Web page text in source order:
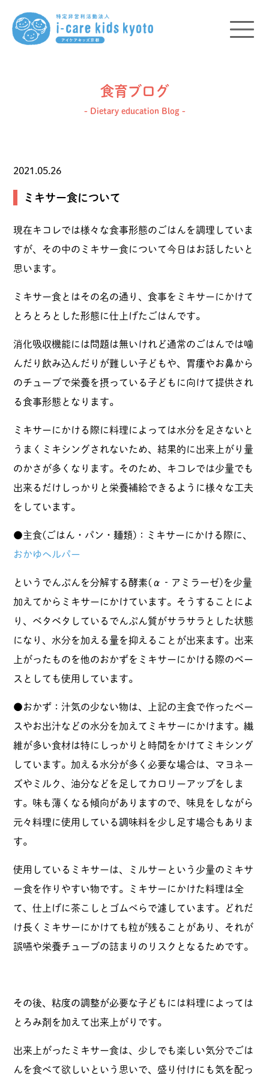
食育ブログ
- Dietary education Blog -
2021.05.26
ミキサー食について
現在キコレでは様々な食事形態のごはんを調理していま
すが、その中のミキサー食について今日はお話したいと
思います。
ミキサー食とはその名の通り、食事をミキサーにかけて
とろとろとした形態に仕上げたごはんです。
消化吸収機能には問題は無いけれど通常のごはんでは噛
んだり飲み込んだりが難しい子どもや、胃瘻やお鼻から
のチューブで栄養を摂っている子どもに向けて提供され
る食事形態となります。
ミキサーにかける際に料理によっては水分を足さないと
うまくミキシングされないため、結果的に出来上がり量
のかさが多くなります。そのため、キコレでは少量でも
出来るだけしっかりと栄養補給できるように様々な工夫
をしています。
●主食(ごはん・パン・麺類)：ミキサーにかける際に、
おかゆヘルパー
というでんぷんを分解する酵素(α‐アミラーゼ)を少量
加えてからミキサーにかけています。そうすることによ
り、ベタベタしているでんぷん質がサラサラとした状態
になり、水分を加える量を抑えることが出来ます。出来
上がったものを他のおかずをミキサーにかける際のベー
スとしても使用しています。
●おかず：汁気の少ない物は、上記の主食で作ったベー
スやお出汁などの水分を加えてミキサーにかけます。繊
維が多い食材は特にしっかりと時間をかけてミキシング
しています。加える水分が多く必要な場合は、マヨネー
ズやミルク、油分などを足してカロリーアップをしま
す。味も薄くなる傾向がありますので、味見をしながら
元々料理に使用している調味料を少し足す場合もありま
す。
使用しているミキサーは、ミルサーという少量のミキサ
ー食を作りやすい物です。ミキサーにかけた料理は全
て、仕上げに茶こしとゴムべらで濾しています。どれだ
け長くミキサーにかけても粒が残ることがあり、それが
誤嚥や栄養チューブの詰まりのリスクとなるためです。
その後、粘度の調整が必要な子どもには料理によっては
とろみ剤を加えて出来上がりです。
出来上がったミキサー食は、少しでも楽しい気分でごは
んを食べて欲しいという思いで、盛り付けにも気を配っ